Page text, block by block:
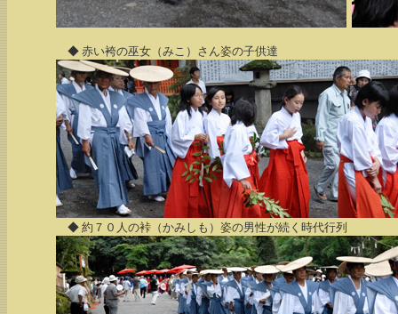
◆ 赤い袴の巫女（みこ）さん姿の子供達
◆ 約７０人の裃（かみしも）姿の男性が続く時代行列